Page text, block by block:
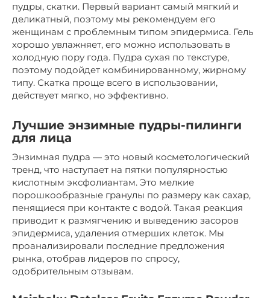
пудры, скатки. Первый вариант самый мягкий и
деликатный, поэтому мы рекомендуем его
женщинам с проблемным типом эпидермиса. Гель
хорошо увлажняет, его можно использовать в
холодную пору года. Пудра сухая по текстуре,
поэтому подойдет комбинированному, жирному
типу. Скатка проще всего в использовании,
действует мягко, но эффективно.
Лучшие энзимные пудры-пилинги
для лица
Энзимная пудра — это новый косметологический
тренд, что наступает на пятки популярностью
кислотным эксфолиантам. Это мелкие
порошкообразные гранулы по размеру как сахар,
пенящиеся при контакте с водой. Такая реакция
приводит к размягчению и выведению засоров
эпидермиса, удаления отмерших клеток. Мы
проанализировали последние предложения
рынка, отобрав лидеров по спросу,
одобрительным отзывам.